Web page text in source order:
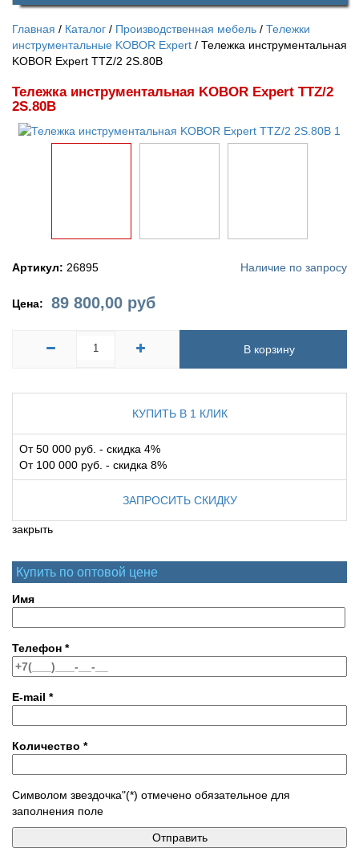
Главная Каталог Производственная мебель
Тележки
инструментальные KOBOR Expert
Тележка инструментальная
KOBOR Expert TTZ/2 2S.80B
Тележка инструментальная KOBOR Expert TTZ/2
2S.80B
Артикул: 26895 Наличие по запросу
Цена: 89 800,00 руб
В корзину
КУПИТЬ В 1 КЛИК
От 50 000 руб. - скидка 4%
От 100 000 руб. - скидка 8%
ЗАПРОСИТЬ СКИДКУ
закрыть
Купить по оптовой цене
Имя
Телефон *
E-mail *
Количество *
Символом звездочка"(*) отмечено обязательное для
заполнения поле